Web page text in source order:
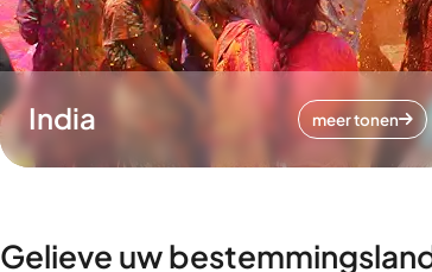
India meer tonen
Gelieve uw